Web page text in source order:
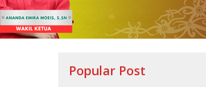
Popular Post